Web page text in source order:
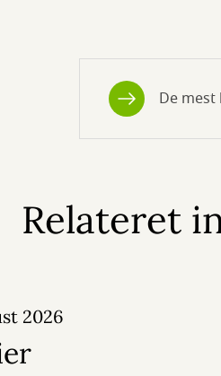
De
Relateret
2026